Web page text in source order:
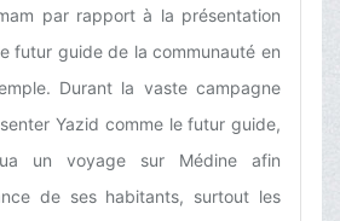
par rapport à la présentation
futur guide de la communauté en
Durant la vaste campagne
Yazid comme le futur guide,
un voyage sur Médine afin
de ses habitants, surtout les